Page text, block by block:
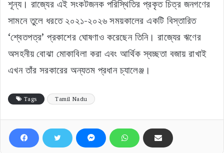
শূন্য। রাজ্যের এই সংকটজনক পরিস্থিতির প্রকৃত চিত্র জনগণের
সামনে তুলে ধরতে ২০২১-২০২৬ সময়কালের একটি বিস্তারিত
‘শ্বেতপত্র’ প্রকাশের ঘোষণাও করেছেন তিনি। রাজ্যের ঋণের
অসহনীয় বোঝা মোকাবিলা করা এবং আর্থিক স্বচ্ছতা বজায় রাখাই
এখন তাঁর সরকারের অন্যতম প্রধান চ্যালেঞ্জ।
Tags Tamil Nadu